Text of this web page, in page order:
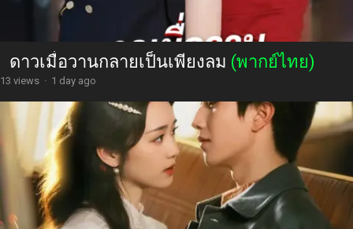
ดาวเมื่อวานกลายเป็นเพียงลม (พากย์ไทย)
13 views · 1 day ago